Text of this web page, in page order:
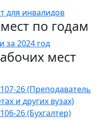
для инвалидов
по годам
за 2024 год
мест
26 (Преподаватель
и других вузах)
26 (Бухгалтер)